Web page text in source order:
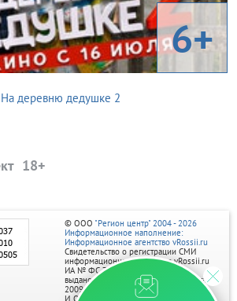
6+
На деревню дедушке 2
© ООО "Регион центр" 2004 - 2026
Информационное наполнение:
Информационное агентство vRossii.ru
Свидетельство о регистрации СМИ
информационного агентства vRossii.ru
ИА № ФС 77‑35502
выдано РОСКОМНАДЗОРом 04 марта
2009г.
И. О. Главного редактора Нарыков А. Н.